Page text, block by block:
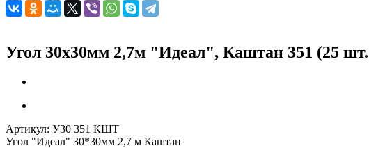
Угол 30х30мм 2,7м "Идеал", Каштан 351 (25
Артикул: У30 351 КШТ
Угол "Идеал" 30*30мм 2,7 м Каштан